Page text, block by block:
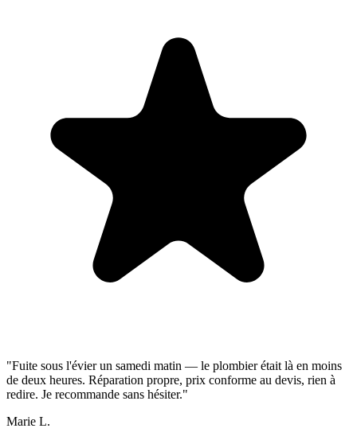
"Fuite sous l'évier un samedi matin — le plombier était là en moins
de deux heures. Réparation propre, prix conforme au devis, rien à
redire. Je recommande sans hésiter."
Marie L.